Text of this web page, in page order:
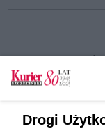
CZYTAJ
Darmowa
Byli po
Drogi